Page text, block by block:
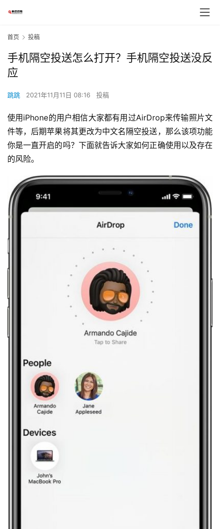
首页 投稿
手机隔空投送怎么打开？手机隔空投送没反
应
跳跳 2021年11月11日 08:16 投稿
使用iPhone的用户相信大家都有用过AirDrop来传输照片文
件等，后期苹果将其更改为中文名隔空投送，那么该项功能
你是一直开启的吗？下面就告诉大家如何正确使用以及存在
的风险。